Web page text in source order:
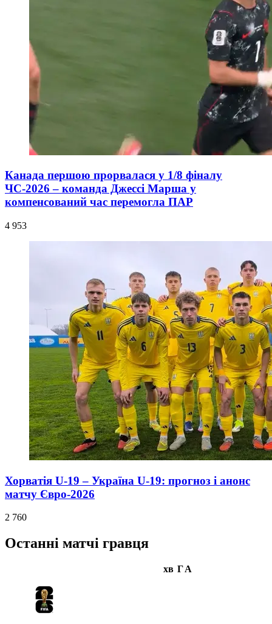
Канада першою прорвалася у 1/8 фіналу
ЧС-2026 – команда Джессі Марша у
компенсований час перемогла ПАР
4 953
Хорватія U-19 – Україна U-19: прогноз і анонс
матчу Євро-2026
2 760
Останні матчі гравця
хв ГА